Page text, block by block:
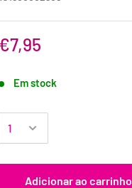
€7,95
Em stock
Adicionar ao carrinho